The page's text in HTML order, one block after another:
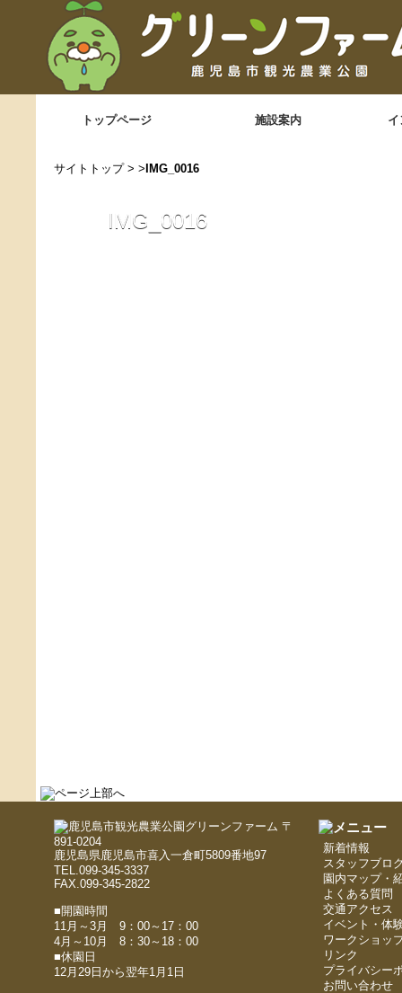
トップページ 施設案内
サイトトップ> > IMG_0016
IMG_0016
〒
891-0204
鹿児島県鹿児島市喜入一倉町5809番地97
TEL.099-345-3337
FAX.099-345-2822
■開園時間
11月～3月 9：00～17：00
4月～10月 8：30～18：00
■休園日
12月29日から翌年1月1日
新着情報
スタッフブロ
園内マップ・
よくある質問
交通アクセス
イベント・体
ワークショッ
リンク
プライバシー
お問い合わせ